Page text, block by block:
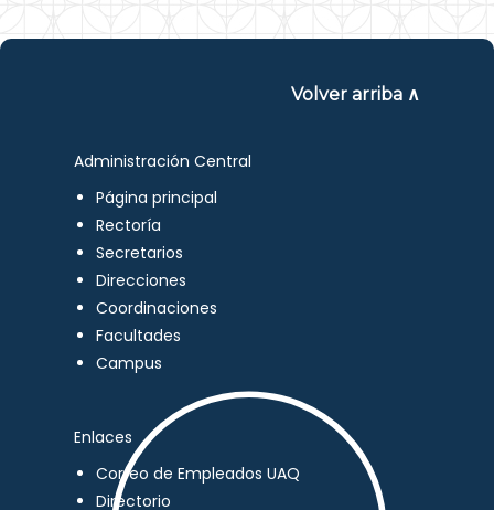
Volver arriba ∧
Administración Central
Página principal
Rectoría
Secretarios
Direcciones
Coordinaciones
Facultades
Campus
Enlaces
Correo de Empleados UAQ
Directorio